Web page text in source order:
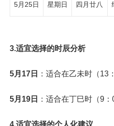
5月25日 星期日 四月廿八
3.适宜选择的时辰分析
5月17日 ：适合在乙未时（13
5月19日 ：适合在丁巳时（9
4.适宜选择的个人化建议